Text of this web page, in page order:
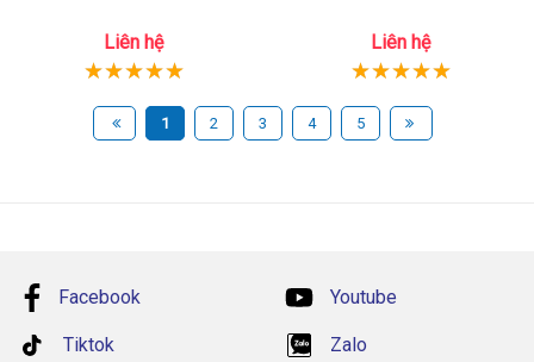
Liên hệ Liên hệ
1 2 3 4 5
Facebook Youtube
Tiktok Zalo